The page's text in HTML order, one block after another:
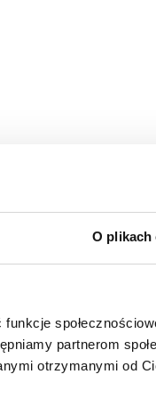
O plikach
partnerom
otrzymanymi od